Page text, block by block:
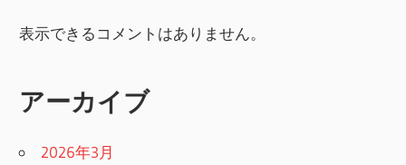
表示できるコメントはありません。
アーカイブ
2026年3月